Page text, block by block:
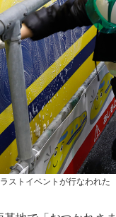
ストイベントが行なわれた